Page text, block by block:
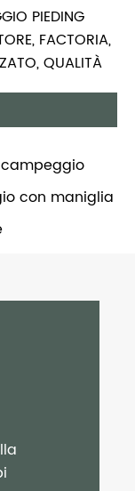
PIEDING
FACTORIA,
QUALITÀ
con maniglia